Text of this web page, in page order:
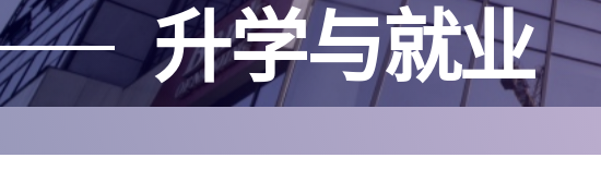
升学与就业